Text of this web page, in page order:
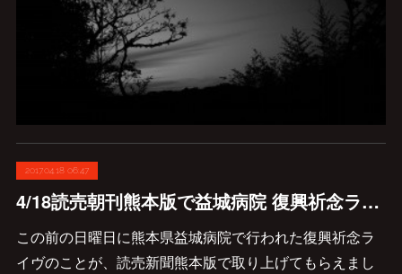
2017.04.18 06:47
4/18読売朝刊熊本版で益城病院 復興祈念ライヴのことが取り上げられました。
この前の日曜日に熊本県益城病院で行われた復興祈念ラ
イヴのことが、読売新聞熊本版で取り上げてもらえまし